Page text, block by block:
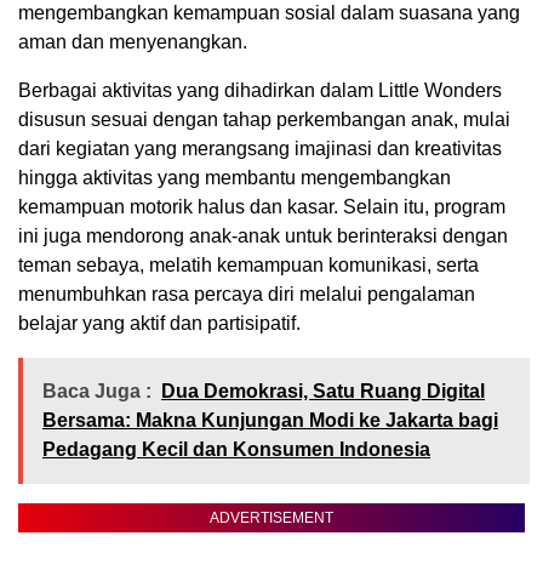
mengembangkan kemampuan sosial dalam suasana yang
aman dan menyenangkan.
Berbagai aktivitas yang dihadirkan dalam Little Wonders
disusun sesuai dengan tahap perkembangan anak, mulai
dari kegiatan yang merangsang imajinasi dan kreativitas
hingga aktivitas yang membantu mengembangkan
kemampuan motorik halus dan kasar. Selain itu, program
ini juga mendorong anak-anak untuk berinteraksi dengan
teman sebaya, melatih kemampuan komunikasi, serta
menumbuhkan rasa percaya diri melalui pengalaman
belajar yang aktif dan partisipatif.
Baca Juga :
Dua Demokrasi, Satu Ruang Digital
Bersama: Makna Kunjungan Modi ke Jakarta bagi
Pedagang Kecil dan Konsumen Indonesia
ADVERTISEMENT